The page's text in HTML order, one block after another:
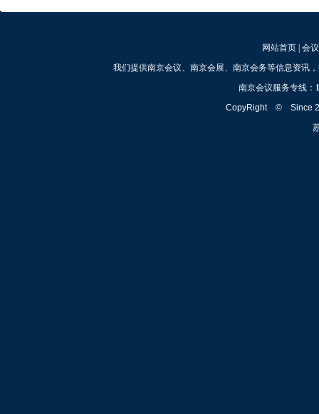
网站首页| 会
我们提供南京会议、南京会展、南京会务等信息资讯
南京会议服务专线：
CopyRight © Since